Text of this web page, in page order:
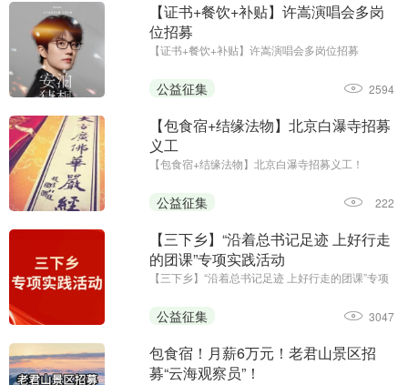
【证书+餐饮+补贴】许嵩演唱会多岗
位招募
【证书+餐饮+补贴】许嵩演唱会多岗位招募
公益征集 2594
【包食宿+结缘法物】北京白瀑寺招募
义工
【包食宿+结缘法物】北京白瀑寺招募义工！
公益征集 222
【三下乡】“沿着总书记足迹 上好行走
的团课”专项实践活动
【三下乡】“沿着总书记足迹 上好行走的团课”专项
公益征集 3047
包食宿！月薪6万元！老君山景区招
募“云海观察员”！